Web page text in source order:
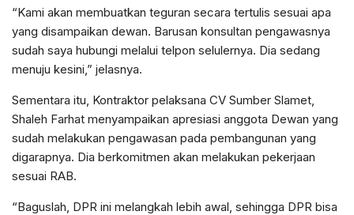
“Kami akan membuatkan teguran secara tertulis sesuai apa
yang disampaikan dewan. Barusan konsultan pengawasnya
sudah saya hubungi melalui telpon selulernya. Dia sedang
menuju kesini,” jelasnya.
Sementara itu, Kontraktor pelaksana CV Sumber Slamet,
Shaleh Farhat menyampaikan apresiasi anggota Dewan yang
sudah melakukan pengawasan pada pembangunan yang
digarapnya. Dia berkomitmen akan melakukan pekerjaan
sesuai RAB.
“Baguslah, DPR ini melangkah lebih awal, sehingga DPR bisa